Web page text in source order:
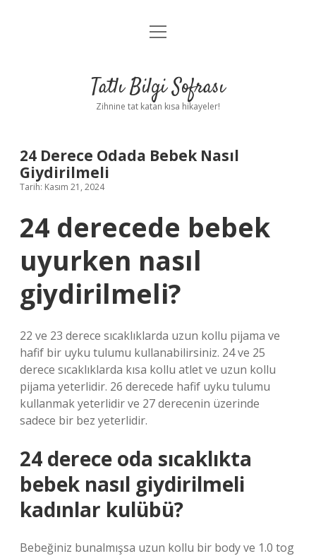
Anasayfa
Yasal Uyarı
menüyü
Tatlı Bilgi Sofrası
Zihnine tat katan kısa hikayeler!
24 Derece Odada Bebek Nasıl
Giydirilmeli
Tarih: Kasım 21, 2024
24 derecede bebek
uyurken nasıl
giydirilmeli?
22 ve 23 derece sıcaklıklarda uzun kollu pijama ve
hafif bir uyku tulumu kullanabilirsiniz. 24 ve 25
derece sıcaklıklarda kısa kollu atlet ve uzun kollu
pijama yeterlidir. 26 derecede hafif uyku tulumu
kullanmak yeterlidir ve 27 derecenin üzerinde
sadece bir bez yeterlidir.
24 derece oda sıcaklıkta
bebek nasıl giydirilmeli
kadınlar kulübü?
Bebeğiniz bunalmışsa uzun kollu bir body ve 1.0 tog